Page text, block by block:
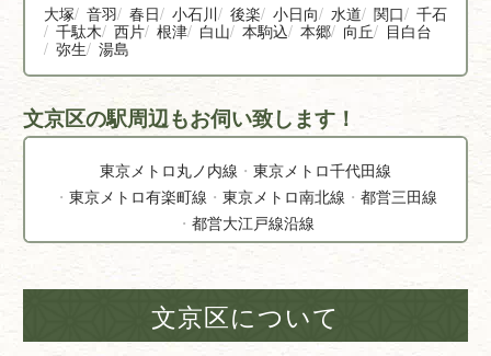
大塚 音羽 春日 小石川 後楽 小日向 水道 関口
千石
千駄木 西片 根津 白山 本駒込 本郷 向丘
目白台
弥生 湯島
文京区の駅周辺もお伺い致します！
東京メトロ丸ノ内線
東京メトロ千代田線
東京メトロ有楽町線
東京メトロ南北線
都営三田線
都営大江戸線沿線
文京区について